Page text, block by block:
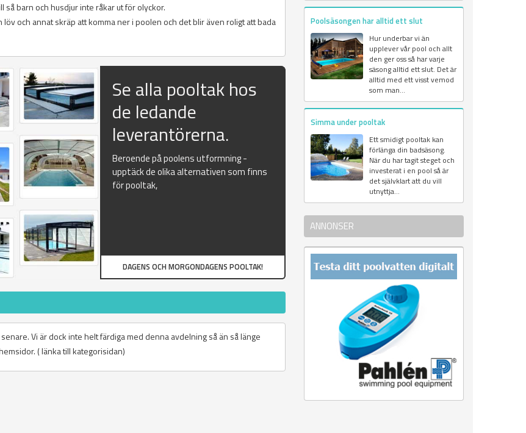
barn och husdjur inte råkar ut för olyckor.
och annat skräp att komma ner i poolen och det blir även roligt att bada
Se alla pooltak hos
de ledande
leverantörerna.
Beroende på poolens utformning -
upptäck de olika alternativen som finns
för pooltak,
DAGENS OCH MORGONDAGENS POOLTAK!
Vi är dock inte helt färdiga med denna avdelning så än så länge
( länka till kategorisidan)
Poolsäsongen har alltid ett slut
Hur underbar vi än
upplever vår pool och allt
den ger oss så har varje
säsong alltid ett slut. Det är
alltid med ett visst vemod
som man...
Simma under pooltak
Ett smidigt pooltak kan
förlänga din badsäsong.
När du har tagit steget och
investerat i en pool så är
det självklart att du vill
utnyttja...
ANNONSER